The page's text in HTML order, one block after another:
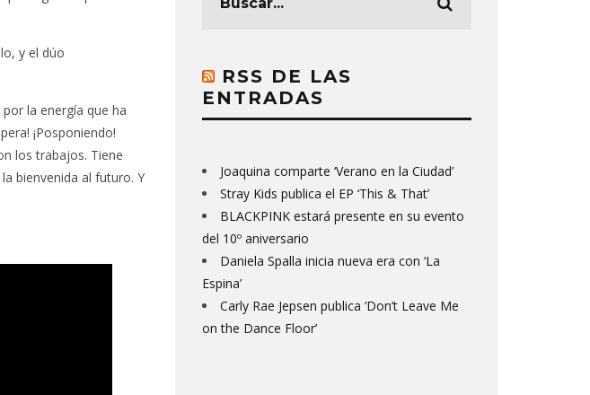
y el dúo
la energía que ha
¡Posponiendo!
los trabajos. Tiene
bienvenida al futuro. Y
RSS DE LAS
ENTRADAS
Joaquina comparte ‘Verano en la Ciudad’
Stray Kids publica el EP ‘This & That’
BLACKPINK estará presente en su evento
del 10º aniversario
Daniela Spalla inicia nueva era con ‘La
Espina’
Carly Rae Jepsen publica ‘Don’t Leave Me
on the Dance Floor’